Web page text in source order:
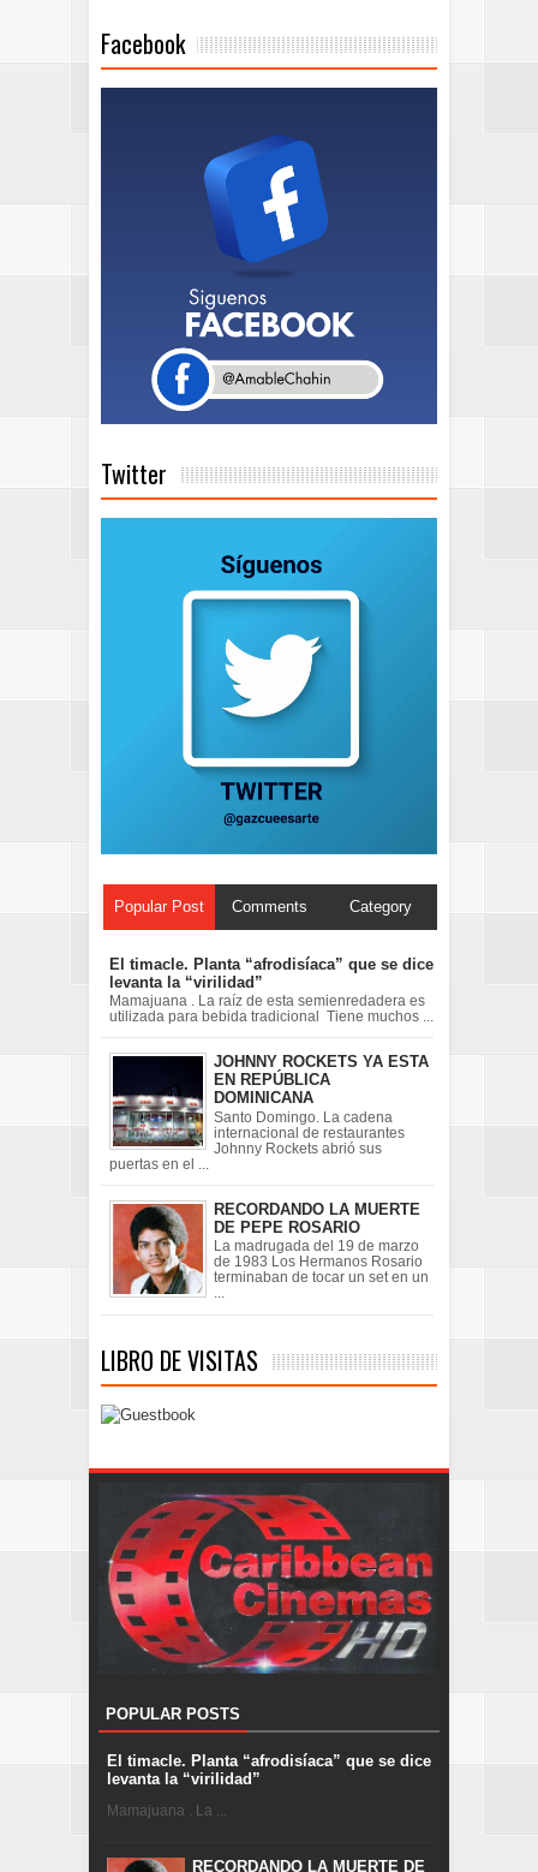
Facebook
Twitter
Popular Post Comments Category
El timacle. Planta “afrodisíaca” que se dice
levanta la “virilidad”
Mamajuana . La raíz de esta semienredadera es
utilizada para bebida tradicional Tiene muchos ...
JOHNNY ROCKETS YA ESTA
EN REPÚBLICA
DOMINICANA
Santo Domingo. La cadena
internacional de restaurantes
Johnny Rockets abrió sus
puertas en el ...
RECORDANDO LA MUERTE
DE PEPE ROSARIO
La madrugada del 19 de marzo
de 1983 Los Hermanos Rosario
terminaban de tocar un set en un
...
LIBRO DE VISITAS
POPULAR POSTS
El timacle. Planta “afrodisíaca” que se dice
levanta la “virilidad”
Mamajuana . La ...
RECORDANDO LA MUERTE DE